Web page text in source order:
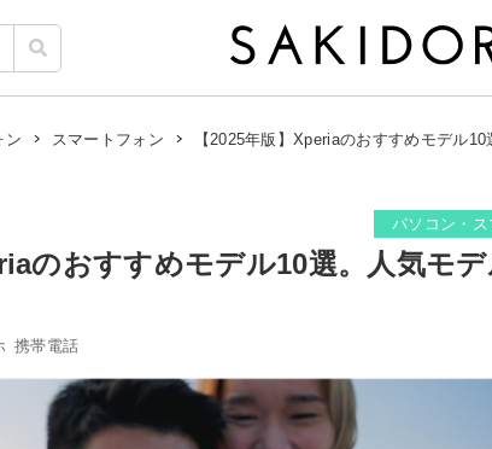
ン スマートフォン 【2025年版】Xperiaのおすすめモデル
パソコン・
のおすすめモデル10選。人気モ
携帯電話